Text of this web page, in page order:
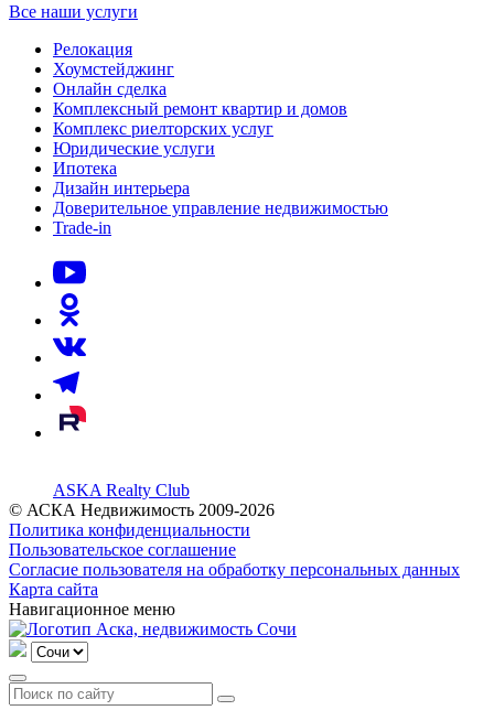
Все наши услуги
Релокация
Хоумстейджинг
Онлайн сделка
Комплексный ремонт квартир и домов
Комплекс риелторских услуг
Юридические услуги
Ипотека
Дизайн интерьера
Доверительное управление недвижимостью
Trade-in
ASKA Realty Club
© АСКА Недвижимость 2009-2026
Политика конфиденциальности
Пользовательское соглашение
Согласие пользователя на обработку персональных данных
Карта сайта
Навигационное меню